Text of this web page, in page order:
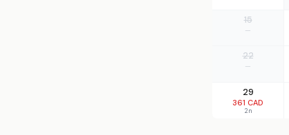
15
—
22
—
29
361 CAD
2n